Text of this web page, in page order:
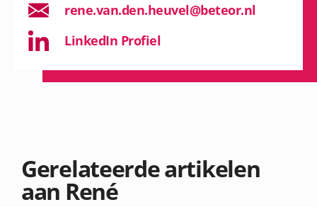
rene.van.den.heuvel@beteor.nl
LinkedIn Profiel
Gerelateerde artikelen
aan René